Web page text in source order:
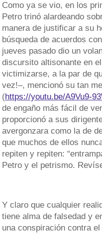
Como ya se vio, en los
Petro trinó alardeando
manera de justificar a su
búsqueda de acuerdos
jueves pasado dio un
discursito altisonante en
victimizarse, a la par de
vez!–, mencionó su tan
(https://youtu.be/A9Vu9-
de engaño más fácil de
proporcionó a sus
avergonzara como la de
que muchos de ellos
repiten y repiten:
Petro y el petrismo.
Y claro que cualquier
tiene alma de falsedad y
una conspiración contra